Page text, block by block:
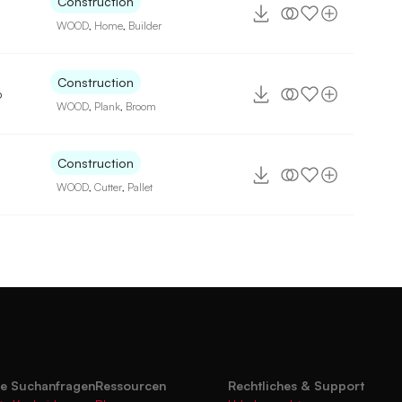
WOOD Home Builder
Construction
WOOD Plank Broom
Construction
WOOD ,Cutter Pallet
SuchanfragenRessourcen
Rechtliches & Support